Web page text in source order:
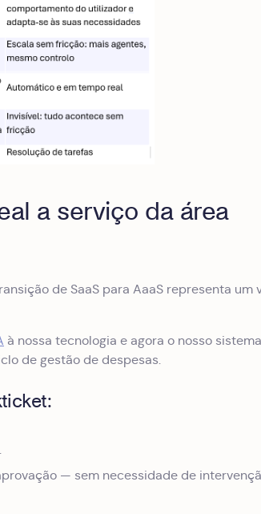
a serviço da área
de SaaS para AaaS representa um
à nossa tecnologia e agora o nosso
de gestão de despesas.
— sem necessidade de